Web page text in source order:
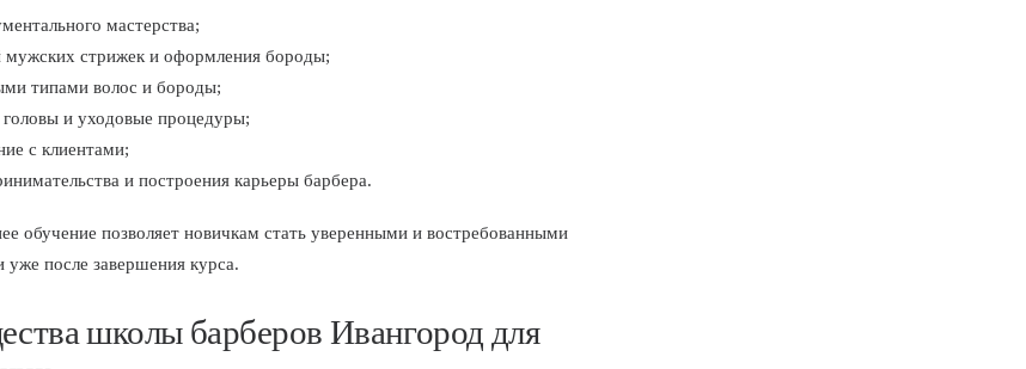
мастерства;
мужских стрижек и оформления бороды;
типами волос и бороды;
головы и уходовые процедуры;
с клиентами;
и построения карьеры барбера.
обучение позволяет новичкам стать уверенными и востребованными
уже после завершения курса.
школы барберов Ивангород для